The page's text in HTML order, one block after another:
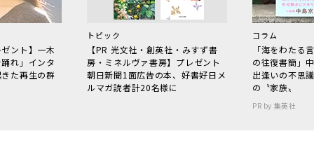
ント】一木
れ」インタ
た再生の群
トピック
【PR 光文社・創英社・みすず書
房・ミネルヴァ書房】プレゼント
朝日新聞1面広告の本、好書好日メ
ルマガ読者計20名様に
コラム
「海をわた
の往復書簡」
出逢いの不思
の〝家族〟
PR by 集英社